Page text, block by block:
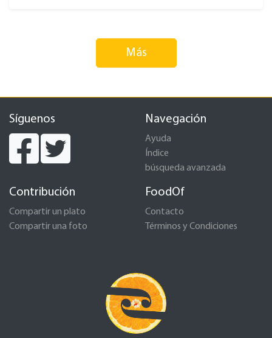
Más
Síguenos Navegación
Ayuda
Índice
búsqueda avanzada
Contribución
Compartir un plato
Compartir una foto
FoodOf
Contacto
Términos y Condiciones